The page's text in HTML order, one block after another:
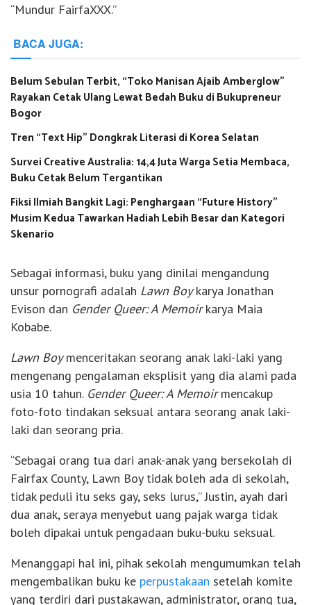
“Mundur FairfaXXX.”
BACA JUGA:
Belum Sebulan Terbit, “Toko Manisan Ajaib Amberglow”
Rayakan Cetak Ulang Lewat Bedah Buku di Bukupreneur
Bogor
Tren “Text Hip” Dongkrak Literasi di Korea Selatan
Survei Creative Australia: 14,4 Juta Warga Setia Membaca,
Buku Cetak Belum Tergantikan
Fiksi Ilmiah Bangkit Lagi: Penghargaan “Future History”
Musim Kedua Tawarkan Hadiah Lebih Besar dan Kategori
Skenario
Sebagai informasi, buku yang dinilai mengandung
unsur pornografi adalah Lawn Boykarya Jonathan
Evison dan Gender Queer: A Memoirkarya Maia
Kobabe.
Lawn Boymenceritakan seorang anak laki-laki yang
mengenang pengalaman eksplisit yang dia alami pada
usia 10 tahun. Gender Queer: A Memoirmencakup
foto-foto tindakan seksual antara seorang anak laki-
laki dan seorang pria.
“Sebagai orang tua dari anak-anak yang bersekolah di
Fairfax County, Lawn Boy tidak boleh ada di sekolah,
tidak peduli itu seks gay, seks lurus,” Justin, ayah dari
dua anak, seraya menyebut uang pajak warga tidak
boleh dipakai untuk pengadaan buku-buku seksual.
Menanggapi hal ini, pihak sekolah mengumumkan telah
mengembalikan buku ke perpustakaan setelah komite
yang terdiri dari pustakawan, administrator, orang tua,